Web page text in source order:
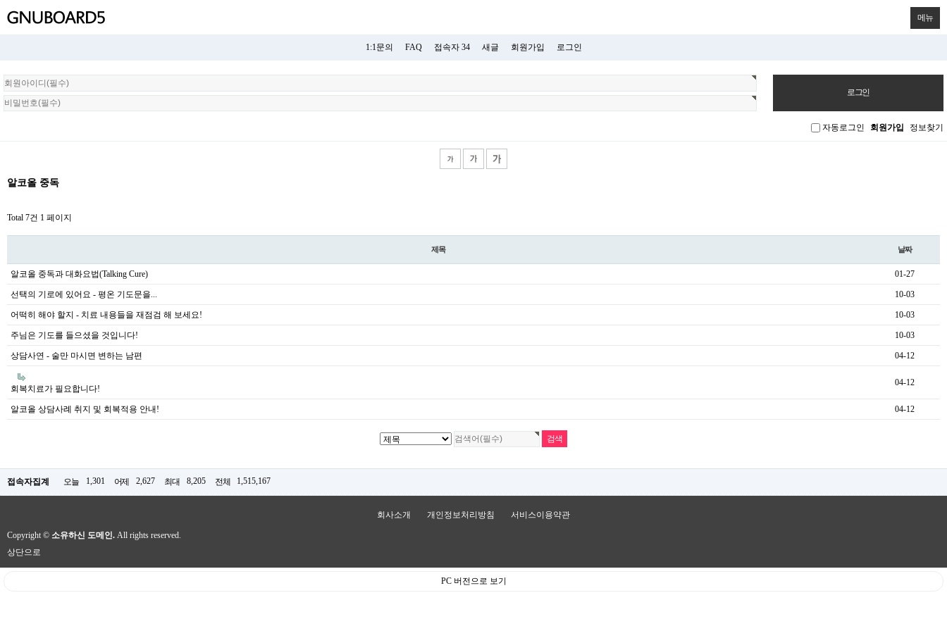
메뉴
1:1문의 FAQ 접속자 34 새글 회원가입 로그인
회
원
로
자동로그인 회원가입 정보찾기
알코올 중독
Total 7건 1 페이지
제목 날짜
알코올 중독과 대화요법(Talking Cure) 01-27
선택의 기로에 있어요 - 평온 기도문을... 10-03
어떡히 해야 할지 - 치료 내용들을 재점검 해 보세요! 10-03
주님은 기도를 들으셨을 것입니다! 10-03
상담사연 - 술만 마시면 변하는 남편 04-12
회복치료가 필요합니다!
04-12
알코올 상담사례 취지 및 회복적용 안내! 04-12
접속자집계 오늘 1,301 어제 2,627 최대 8,205 전체 1,515,167
회사소개 개인정보처리방침 서비스이용약관
Copyright © 소유하신 도메인. All rights reserved.
상단으로
PC 버전으로 보기